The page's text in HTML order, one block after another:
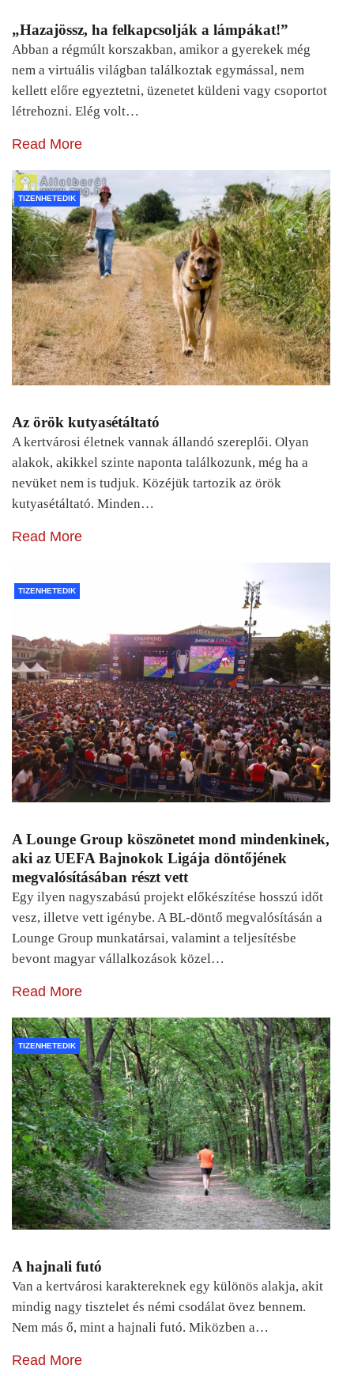
„Hazajössz, ha felkapcsolják a lámpákat!”
Abban a régmúlt korszakban, amikor a gyerekek még
nem a virtuális világban találkoztak egymással, nem
kellett előre egyeztetni, üzenetet küldeni vagy csoportot
létrehozni. Elég volt…
Read More
TIZENHETEDIK
Az örök kutyasétáltató
A kertvárosi életnek vannak állandó szereplői. Olyan
alakok, akikkel szinte naponta találkozunk, még ha a
nevüket nem is tudjuk. Közéjük tartozik az örök
kutyasétáltató. Minden…
Read More
TIZENHETEDIK
A Lounge Group köszönetet mond mindenkinek,
aki az UEFA Bajnokok Ligája döntőjének
megvalósításában részt vett
Egy ilyen nagyszabású projekt előkészítése hosszú időt
vesz, illetve vett igénybe. A BL-döntő megvalósításán a
Lounge Group munkatársai, valamint a teljesítésbe
bevont magyar vállalkozások közel…
Read More
TIZENHETEDIK
A hajnali futó
Van a kertvárosi karaktereknek egy különös alakja, akit
mindig nagy tisztelet és némi csodálat övez bennem.
Nem más ő, mint a hajnali futó. Miközben a…
Read More